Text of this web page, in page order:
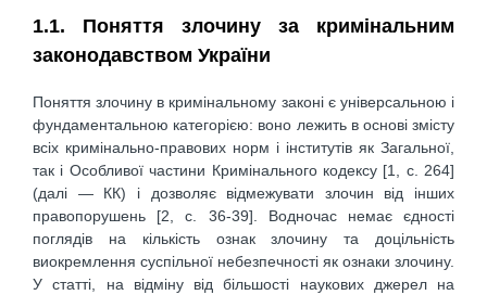
1.1. Поняття злочину за кримінальним
законодавством України
Поняття злочину в кримінальному законі є універсальною і
фундаментальною категорією: воно лежить в основі змісту
всіх кримінально-правових норм і інститутів як Загальної,
так і Особливої частини Кримінального кодексу [1, с. 264]
(далі — КК) і дозволяє відмежувати злочин від інших
правопорушень [2, с. 36-39]. Водночас немає єдності
поглядів на кількість ознак злочину та доцільність
виокремлення суспільної небезпечності як ознаки злочину.
У статті, на відміну від більшості наукових джерел на